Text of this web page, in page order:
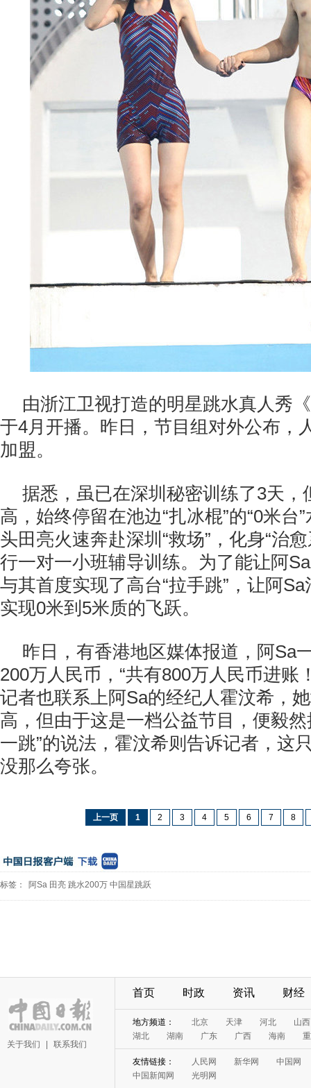
由浙江卫视打造的明星跳水真人秀
于4月开播。昨日，节目组对外公布，
加盟。
据悉，虽已在深圳秘密训练了3天，
高，始终停留在池边“扎冰棍”的“0米台
头田亮火速奔赴深圳“救场”，化身“治
行一对一小班辅导训练。为了能让阿
与其首度实现了高台“拉手跳”，让阿Sa
实现0米到5米质的飞跃。
昨日，有香港地区媒体报道，阿Sa
200万人民币，“共有800万人民币进账
记者也联系上阿Sa的经纪人霍汶希，
高，但由于这是一档公益节目，便毅
一跳”的说法，霍汶希则告诉记者，这
没那么夸张。
上一页 1 2 3 4 5 6 7 8
标签： 阿Sa 田亮 跳水200万 中国星跳跃
关于我们 联系我们
首页 时政 资讯 财经
地方频道： 北京 天津 河北
山西
湖北
湖南 广东 广西 海南
友情链接： 人民网 新华网
中国网
中国新闻网
光明网